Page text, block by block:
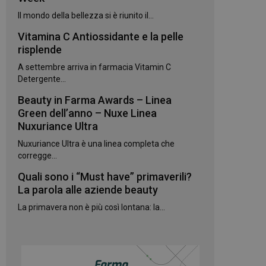
Il mondo della bellezza si è riunito il...
Vitamina C Antiossidante e la pelle
risplende
A settembre arriva in farmacia Vitamin C
Detergente...
Beauty in Farma Awards – Linea
Green dell’anno – Nuxe Linea
Nuxuriance Ultra
Nuxuriance Ultra è una linea completa che
corregge...
Quali sono i “Must have” primaverili?
La parola alle aziende beauty
La primavera non è più così lontana: la...
sul linguaggio
utilizzato per
Normalmente
il sito, ma un
di accesso per un
Universal
del
da
per distinguere
È incluso in ogni
per calcolare i
per i rapporti di
Analytics per
Cookie-
consenso sui
banner dei